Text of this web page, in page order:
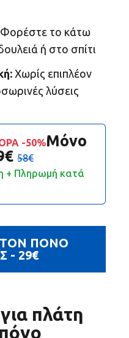
Φορέστε το κάτω
ή στο σπίτι
Χωρίς επιπλέον
λύσεις
-50%Μόνο
58€
+ Πληρωμή κατά
ΤΟΝ ΠΟΝΟ
- 29€
πλάτη